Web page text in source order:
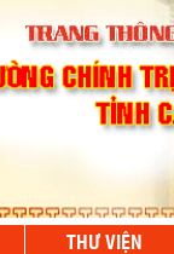
THƯ VIỆN